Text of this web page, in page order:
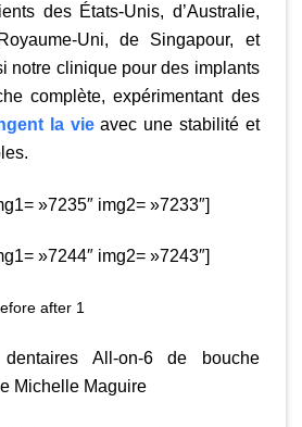
des États-Unis, d’Australie,
Uni, de Singapour, et
notre clinique pour des implants
complète, expérimentant des
la vieavec une stabilité et
»7235″ img2= »7233″]
»7244″ img2= »7243″]
dentaires All-on-6 de bouche
Michelle Maguire